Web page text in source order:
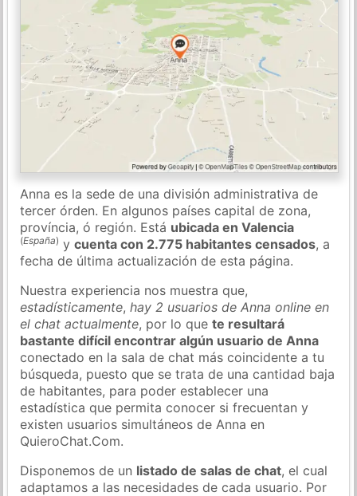
Anna es la sede de una división administrativa de
tercer órden. En algunos países capital de zona,
província, ó región. Está ubicada en Valencia
(España) ycuenta con 2.775 habitantes censados, a
fecha de última actualización de esta página.
Nuestra experiencia nos muestra que,
estadísticamente,hay 2 usuarios de Anna online en
el chat actualmente, por lo quete resultará
bastante difícil encontrar algún usuario de Anna
conectado en la sala de chat más coincidente a tu
búsqueda, puesto que se trata de una cantidad baja
de habitantes, para poder establecer una
estadística que permita conocer si frecuentan y
existen usuarios simultáneos de Anna en
QuieroChat.Com.
Disponemos de un listado de salas de chat, el cual
adaptamos a las necesidades de cada usuario. Por